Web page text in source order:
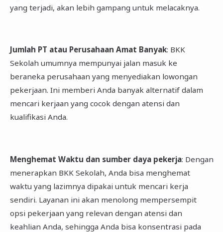
yang terjadi, akan lebih gampang untuk melacaknya.
Jumlah PT atau Perusahaan Amat Banyak: BKK
Sekolah umumnya mempunyai jalan masuk ke
beraneka perusahaan yang menyediakan lowongan
pekerjaan. Ini memberi Anda banyak alternatif dalam
mencari kerjaan yang cocok dengan atensi dan
kualifikasi Anda.
Menghemat Waktu dan sumber daya pekerja: Dengan
menerapkan BKK Sekolah, Anda bisa menghemat
waktu yang lazimnya dipakai untuk mencari kerja
sendiri. Layanan ini akan menolong mempersempit
opsi pekerjaan yang relevan dengan atensi dan
keahlian Anda, sehingga Anda bisa konsentrasi pada